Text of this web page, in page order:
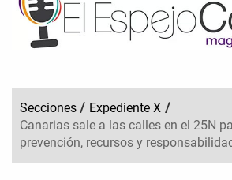
Secciones / Expediente X /
Canarias sale a las calles en el 25N
prevención, recursos y